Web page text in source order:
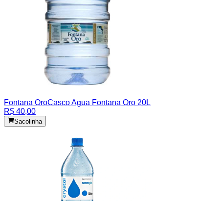
Fontana OroCasco Agua Fontana Oro 20L
R$ 40,00
Sacolinha